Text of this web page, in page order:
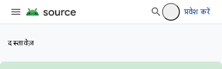
प्रवेश करें
दस्तावेज़